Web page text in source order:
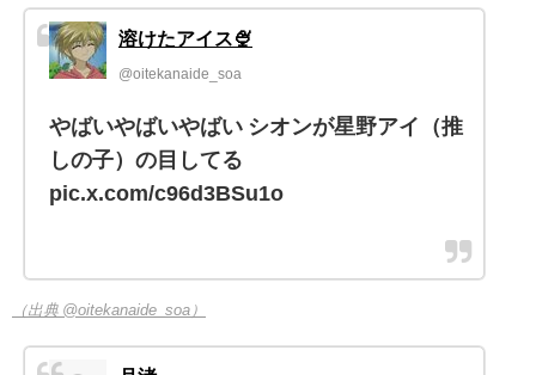
溶けたアイス🍨
@oitekanaide_soa
やばいやばいやばい シオンが星野アイ（推
しの子）の目してる
pic.x.com/c96d3BSu1o
（出典 @oitekanaide_soa）